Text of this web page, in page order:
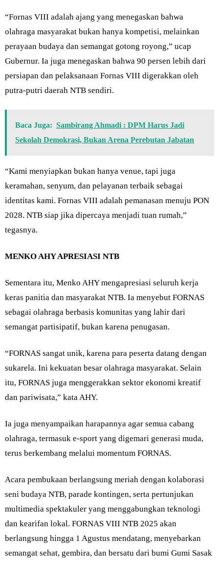
“Fornas VIII adalah ajang yang menegaskan bahwa
olahraga masyarakat bukan hanya kompetisi, melainkan
perayaan budaya dan semangat gotong royong,” ucap
Gubernur. Ia juga menegaskan bahwa 90 persen lebih dari
persiapan dan pelaksanaan Fornas VIII digerakkan oleh
putra-putri daerah NTB sendiri.
Baca Juga: Sambirang Ahmadi : DPM Harus Jadi
Sekolah Demokrasi, Bukan Arena Perebutan Jabatan
“Kami menyiapkan bukan hanya venue, tapi juga
keramahan, senyum, dan pelayanan terbaik sebagai
identitas kami. Fornas VIII adalah pemanasan menuju PON
2028. NTB siap jika dipercaya menjadi tuan rumah,”
tegasnya.
MENKO AHY APRESIASI NTB
Sementara itu, Menko AHY mengapresiasi seluruh kerja
keras panitia dan masyarakat NTB. Ia menyebut FORNAS
sebagai olahraga berbasis komunitas yang lahir dari
semangat partisipatif, bukan karena penugasan.
“FORNAS sangat unik, karena para peserta datang dengan
sukarela. Ini kekuatan besar olahraga masyarakat. Selain
itu, FORNAS juga menggerakkan sektor ekonomi kreatif
dan pariwisata,” kata AHY.
Ia juga menyampaikan harapannya agar semua cabang
olahraga, termasuk e-sport yang digemari generasi muda,
terus berkembang melalui momentum FORNAS.
Acara pembukaan berlangsung meriah dengan kolaborasi
seni budaya NTB, parade kontingen, serta pertunjukan
multimedia spektakuler yang menggabungkan teknologi
dan kearifan lokal. FORNAS VIII NTB 2025 akan
berlangsung hingga 1 Agustus mendatang, menyebarkan
semangat sehat, gembira, dan bersatu dari bumi Gumi Sasak